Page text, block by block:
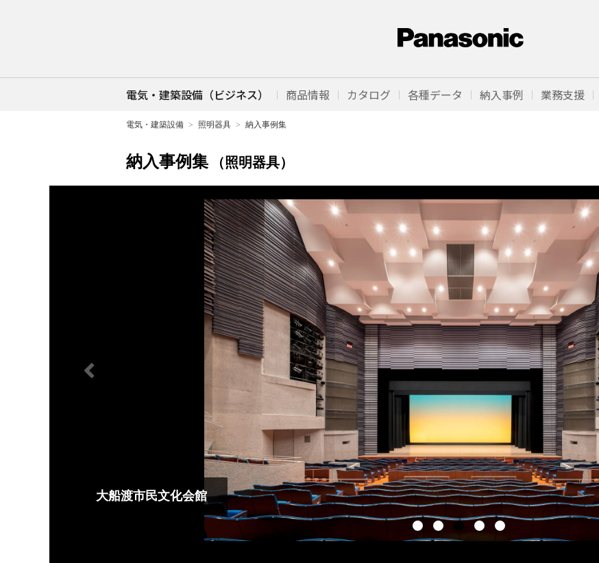
電気・建築設備（ビジネス） 商品情報 カタログ 各種データ 納入事例 業務支援
電気・建築設備 照明器具 納入事例集
納入事例集 （照明器具）
大船渡市民文化会館